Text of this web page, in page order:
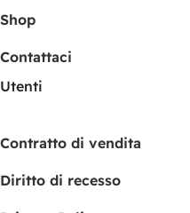
Shop
Contattaci
Utenti
Contratto di vendita
Diritto di recesso